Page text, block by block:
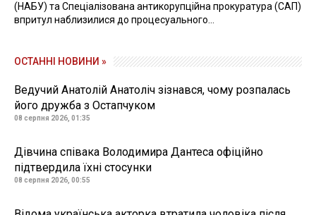
(НАБУ) та Спеціалізована антикорупційна прокуратура (САП)
впритул наблизилися до процесуального...
ОСТАННІ НОВИНИ »
Ведучий Анатолій Анатоліч зізнався, чому розпалась
його дружба з Остапчуком
08 серпня 2026, 01:35
Дівчина співака Володимира Дантеса офіційно
підтвердила їхні стосунки
08 серпня 2026, 00:55